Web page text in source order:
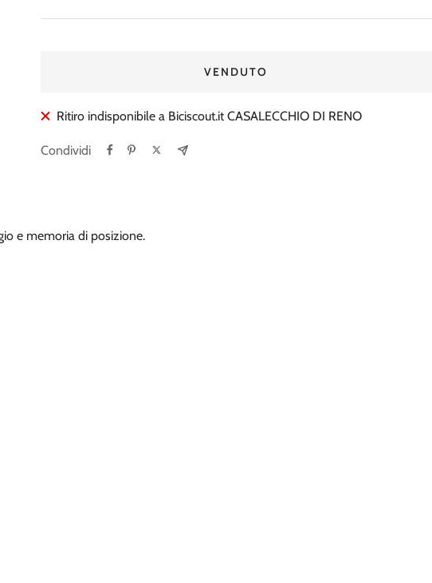
di
VENDUTO
Ritiro indisponibile a Biciscout.it CASALECCHIO DI RENO
Condividi
e memoria di posizione.